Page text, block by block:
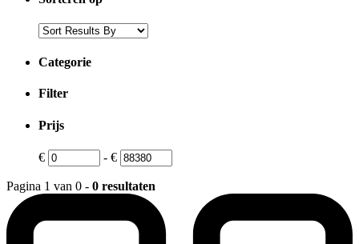
Categorie
Filter
Prijs
€ - €
Pagina 1 van 0 - 0 resultaten